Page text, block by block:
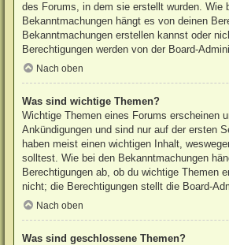
des Forums, in dem sie erstellt wurden. Wie
Bekanntmachungen hängt es von deinen
Bekanntmachungen erstellen kannst oder
Berechtigungen werden von der Board-
Nach oben
Was sind wichtige Themen?
Wichtige Themen eines Forums erscheinen
Ankündigungen und sind nur auf der ersten
haben meist einen wichtigen Inhalt,
solltest. Wie bei den Bekanntmachungen
Berechtigungen ab, ob du wichtige Themen
nicht; die Berechtigungen stellt die Board-
Nach oben
Was sind geschlossene Themen?